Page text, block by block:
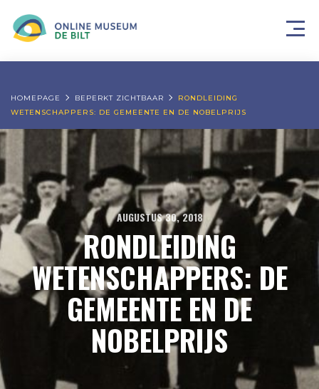
HOMEPAGE BEPERKT ZICHTBAAR
RONDLEIDING
WETENSCHAPPERS: DE GEMEENTE EN DE NOBELPRIJS
AUGUSTUS 30, 2018
RONDLEIDING
WETENSCHAPPERS: DE
GEMEENTE EN DE
NOBELPRIJS